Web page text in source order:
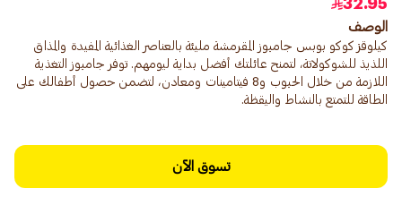
32.95
الوصف
كيلوقز كوكو بوبس جامبوز المقرمشة مليئة بالعناصر الغذائية المفيدة والمذاق
اللذيذ للشوكولاتة، لتمنح عائلتك أفضل بداية ليومهم. توفر جامبوز التغذية
اللازمة من خلال الحبوب و8 فيتامينات ومعادن، لتضمن حصول أطفالك على
الطاقة للتمتع بالنشاط واليقظة.
تسوق الآن